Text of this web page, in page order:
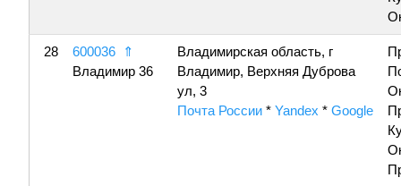
28 600036
⇑
Владимир 36
Владимирская область, г
Владимир, Верхняя Дуброва
ул, 3
Почта России * Yandex * Google